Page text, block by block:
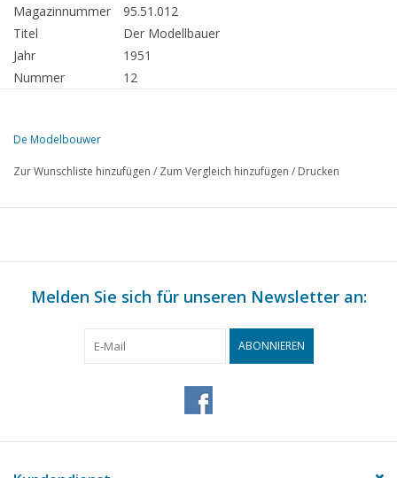
Magazinnummer
95.51.012
Titel
Der Modellbauer
Jahr
1951
Nummer
12
185
Modellbau in der Schweiz TL 2
Vertikaler Dampfkessel. (Zeichnung)
Und hier ist die North American „Havard“ (Zeichnung)
De Modelbouwer
Zur Wunschliste hinzufügen / Zum Vergleich hinzufügen / Drucken
Melden Sie sich für unseren Newsletter an:
ABONNIEREN